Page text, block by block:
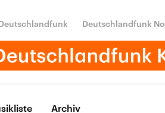
Deutschlandfunk
Archiv